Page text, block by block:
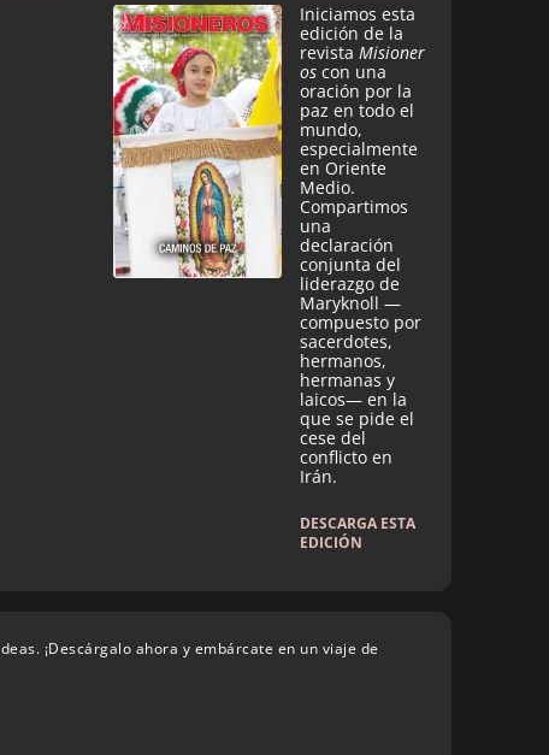
Iniciamos esta
edición de la
revista Misioner
os con una
oración por la
paz en todo el
mundo,
especialmente
en Oriente
Medio.
Compartimos
una
declaración
conjunta del
liderazgo de
Maryknoll —
compuesto por
sacerdotes,
hermanos,
hermanas y
laicos— en la
que se pide el
cese del
conflicto en
Irán.
DESCARGA ESTA
EDICIÓN
¡Descárgalo ahora y embárcate en un viaje de